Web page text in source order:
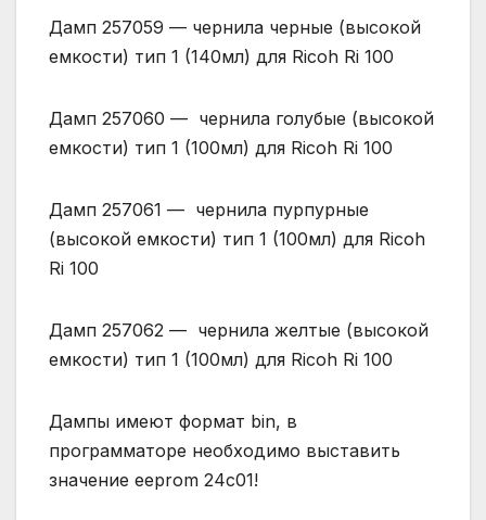
Дамп 257059 — чернила черные (высокой
емкости) тип 1 (140мл) для Ricoh Ri 100
Дамп 257060 — чернила голубые (высокой
емкости) тип 1 (100мл) для Ricoh Ri 100
Дамп 257061 — чернила пурпурные
(высокой емкости) тип 1 (100мл) для Ricoh
Ri 100
Дамп 257062 — чернила желтые (высокой
емкости) тип 1 (100мл) для Ricoh Ri 100
Дампы имеют формат bin, в
программаторе необходимо выставить
значение eeprom 24c01!